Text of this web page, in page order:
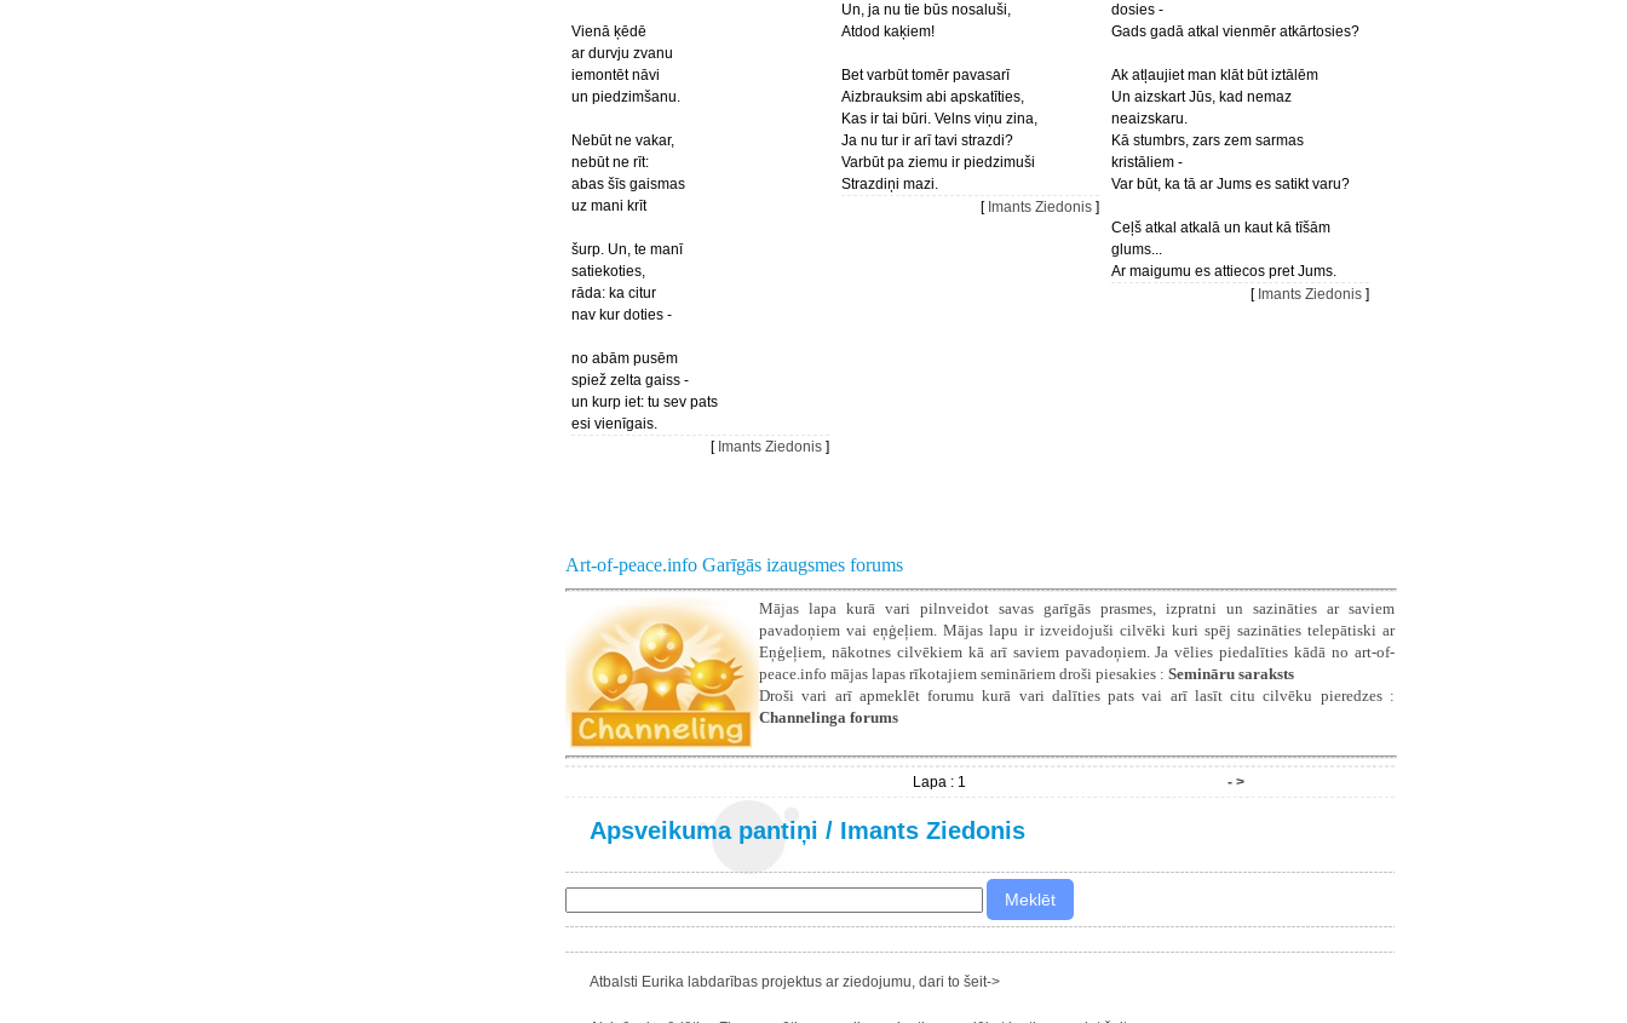
Vienā ķēdē
ar durvju zvanu
iemontēt nāvi
un piedzimšanu.
Nebūt ne vakar,
nebūt ne rīt:
abas šīs gaismas
uz mani krīt
šurp. Un, te manī
satiekoties,
rāda: ka citur
nav kur doties -
no abām pusēm
spiež zelta gaiss -
un kurp iet: tu sev pats
esi vienīgais.
[ Imants Ziedonis ]
Un, ja nu tie būs nosaluši,
Atdod kaķiem!
Bet varbūt tomēr pavasarī
Aizbrauksim abi apskatīties,
Kas ir tai būri. Velns viņu zina,
Ja nu tur ir arī tavi strazdi?
Varbūt pa ziemu ir piedzimuši
Strazdiņi mazi.
[ Imants Ziedonis ]
dosies -
Gads gadā atkal vienmēr atkārtosies?
Ak atļaujiet man klāt būt iztālēm
Un aizskart Jūs, kad nemaz
neaizskaru.
Kā stumbrs, zars zem sarmas
kristāliem -
Var būt, ka tā ar Jums es satikt varu?
Ceļš atkal atkalā un kaut kā tīšām
glums...
Ar maigumu es attiecos pret Jums.
[ Imants Ziedonis ]
Art-of-peace.info Garīgās izaugsmes forums
Mājas lapa kurā vari pilnveidot savas garīgās prasmes, izpratni un sazināties ar saviem
pavadoņiem vai eņģeļiem. Mājas lapu ir izveidojuši cilvēki kuri spēj sazināties telepātiski ar
Eņģeļiem, nākotnes cilvēkiem kā arī saviem pavadoņiem. Ja vēlies piedalīties kādā no art-of-
peace.info mājas lapas rīkotajiem semināriem droši piesakies : Semināru saraksts
Droši vari arī apmeklēt forumu kurā vari dalīties pats vai arī lasīt citu cilvēku pieredzes :
Channelinga forums
Lapa : 1 - >
Apsveikuma pantiņi / Imants Ziedonis
Atbalsti Eurika labdarības projektus ar ziedojumu, dari to šeit->